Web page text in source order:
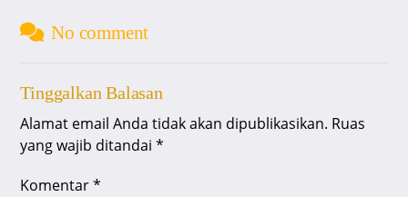
No comment
Tinggalkan Balasan
Alamat email Anda tidak akan dipublikasikan. Ruas
yang wajib ditandai*
Komentar*